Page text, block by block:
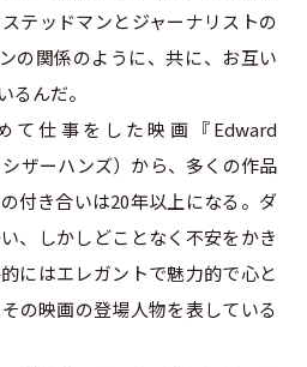
テッドマンとジャーナリストの
の関係のように、共に、お互い
るんだ。
て仕事をした映画『Edward
ザーハンズ）から、多くの作品
付き合いは20年以上になる。ダ
、しかしどことなく不安をかき
にはエレガントで魅力的で心と
の映画の登場人物を表している